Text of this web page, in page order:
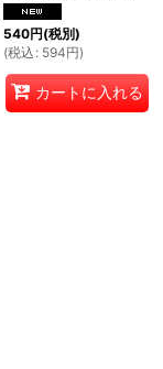
540円(税別)
(税込 : 594円)
カートに入れる